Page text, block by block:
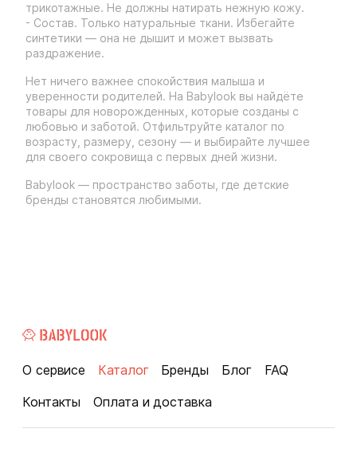
трикотажные. Не должны натирать нежную кожу.
- Состав. Только натуральные ткани. Избегайте
синтетики — она не дышит и может вызвать
раздражение.
Нет ничего важнее спокойствия малыша и
уверенности родителей. На Babylook вы найдёте
товары для новорожденных, которые созданы с
любовью и заботой. Отфильтруйте каталог по
возрасту, размеру, сезону — и выбирайте лучшее
для своего сокровища с первых дней жизни.
Babylook — пространство заботы, где детские
бренды становятся любимыми.
О сервисе Каталог Бренды Блог
FAQ
Контакты
Оплата и доставка